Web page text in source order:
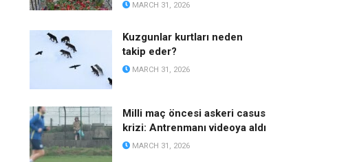
MARCH 31, 2026
Kuzgunlar kurtları neden
takip eder?
MARCH 31, 2026
Milli maç öncesi askeri casus
krizi: Antrenmanı videoya aldı
MARCH 31, 2026